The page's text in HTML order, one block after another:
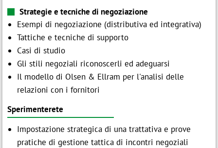
Strategie e tecniche di negoziazione
Esempi di negoziazione (distributiva ed integrativa)
Tattiche e tecniche di supporto
Casi di studio
Gli stili negoziali riconoscerli ed adeguarsi
Il modello di Olsen & Ellram per l'analisi delle
relazioni con i fornitori
Sperimenterete
Impostazione strategica di una trattativa e prove
pratiche di gestione tattica di incontri negoziali